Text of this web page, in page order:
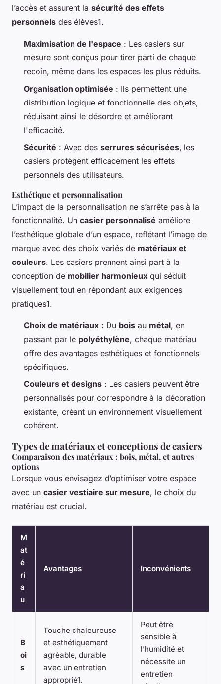
l’accès et assurent la sécurité des effets
personnels des élèves1.
Maximisation de l'espace : Les casiers sur
mesure sont conçus pour tirer parti de chaque
recoin, même dans les espaces les plus réduits.
Organisation optimisée : Ils permettent une
distribution logique et fonctionnelle des objets,
réduisant ainsi le désordre et améliorant
l'efficacité.
Sécurité : Avec des serrures sécurisées, les
casiers protègent efficacement les effets
personnels des utilisateurs.
Esthétique et personnalisation
L’impact de la personnalisation ne s’arrête pas à la
fonctionnalité. Un casier personnalisé améliore
l’esthétique globale d’un espace, reflétant l’image de
marque avec des choix variés de matériaux et
couleurs. Les casiers prennent ainsi part à la
conception de mobilier harmonieux qui séduit
visuellement tout en répondant aux exigences
pratiques1.
Choix de matériaux : Du bois au métal, en
passant par le polyéthylène, chaque matériau
offre des avantages esthétiques et fonctionnels
spécifiques.
Couleurs et designs : Les casiers peuvent être
personnalisés pour correspondre à la décoration
existante, créant un environnement visuellement
cohérent.
Types de matériaux et conceptions de casiers
Comparaison des matériaux : bois, métal, et autres
options
Lorsque vous envisagez d’optimiser votre espace
avec un casier vestiaire sur mesure, le choix du
matériau est crucial.
M
at
é
ri
a
u
Avantages Inconvénients
B
oi
s
Touche chaleureuse
et esthétiquement
agréable, durable
avec un entretien
approprié1.
Peut être
sensible à
l’humidité et
nécessite un
entretien